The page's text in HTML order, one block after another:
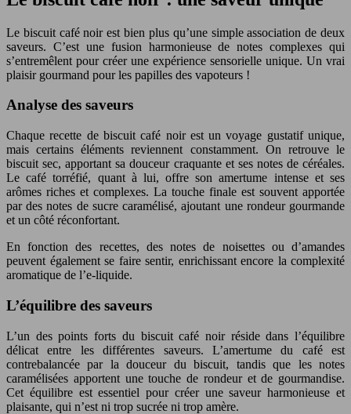
Le biscuit café noir est bien plus qu’une simple association de deux
saveurs. C’est une fusion harmonieuse de notes complexes qui
s’entremêlent pour créer une expérience sensorielle unique. Un vrai
plaisir gourmand pour les papilles des vapoteurs !
Analyse des saveurs
Chaque recette de biscuit café noir est un voyage gustatif unique,
mais certains éléments reviennent constamment. On retrouve le
biscuit sec, apportant sa douceur craquante et ses notes de céréales.
Le café torréfié, quant à lui, offre son amertume intense et ses
arômes riches et complexes. La touche finale est souvent apportée
par des notes de sucre caramélisé, ajoutant une rondeur gourmande
et un côté réconfortant.
En fonction des recettes, des notes de noisettes ou d’amandes
peuvent également se faire sentir, enrichissant encore la complexité
aromatique de l’e-liquide.
L’équilibre des saveurs
L’un des points forts du biscuit café noir réside dans l’équilibre
délicat entre les différentes saveurs. L’amertume du café est
contrebalancée par la douceur du biscuit, tandis que les notes
caramélisées apportent une touche de rondeur et de gourmandise.
Cet équilibre est essentiel pour créer une saveur harmonieuse et
plaisante, qui n’est ni trop sucrée ni trop amère.